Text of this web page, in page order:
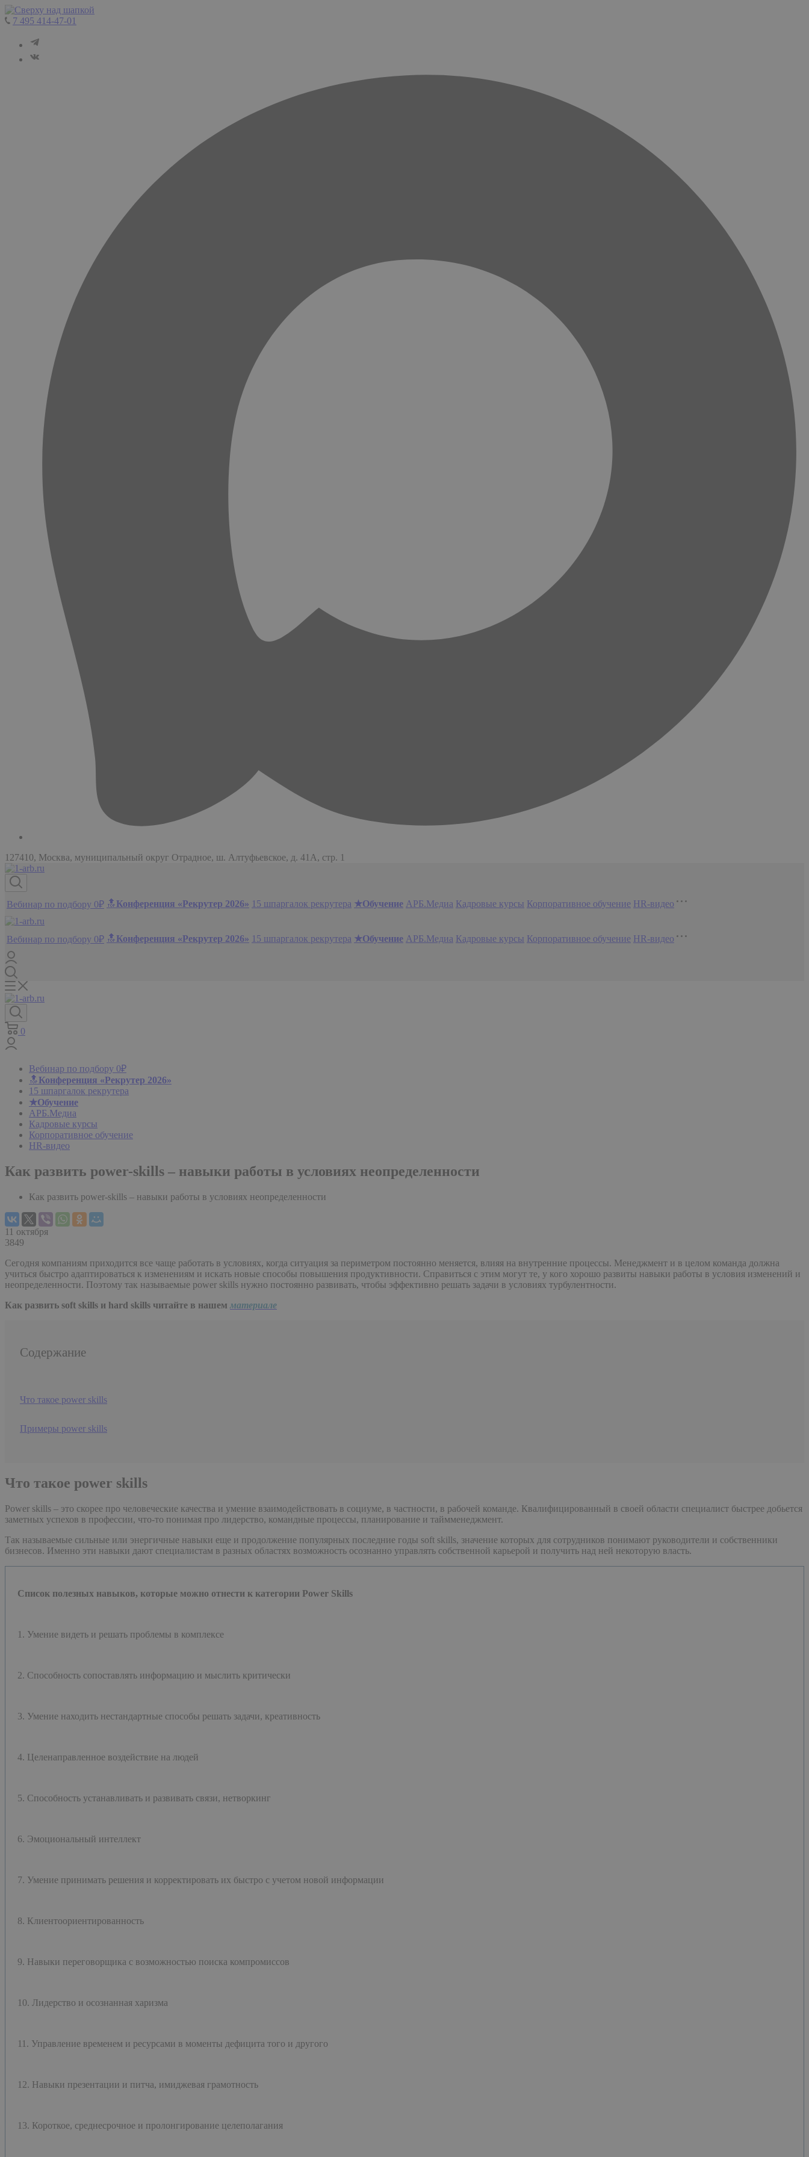
7 495 414-47-01
127410, Москва, муниципальный округ Отрадное, ш. Алтуфьевское, д. 41А, стр. 1
Вебинар по подбору 0₽ 🔝Конференция «Рекрутер 2026» 15 шпаргалок рекрутера ★Обучение АРБ.Медиа Кадровые курсы Корпоративное обучение HR-видео
Вебинар по подбору 0₽ 🔝Конференция «Рекрутер 2026» 15 шпаргалок рекрутера ★Обучение АРБ.Медиа Кадровые курсы Корпоративное обучение HR-видео
0
Вебинар по подбору 0₽
🔝Конференция «Рекрутер 2026»
15 шпаргалок рекрутера
★Обучение
АРБ.Медиа
Кадровые курсы
Корпоративное обучение
HR-видео
Как развить power-skills – навыки работы в условиях неопределенности
Как развить power-skills – навыки работы в условиях неопределенности
11 октября
3849
Сегодня компаниям приходится все чаще работать в условиях, когда ситуация за периметром постоянно меняется, влияя на внутренние процессы. Менеджмент и в целом команда должна
учиться быстро адаптироваться к изменениям и искать новые способы повышения продуктивности. Справиться с этим могут те, у кого хорошо развиты навыки работы в условия изменений и
неопределенности. Поэтому так называемые power skills нужно постоянно развивать, чтобы эффективно решать задачи в условиях турбулентности.
Как развить soft skills и hard skills читайте в нашем материале
Содержание
Что такое power skills
Примеры power skills
Что такое power skills
Power skills – это скорее про человеческие качества и умение взаимодействовать в социуме, в частности, в рабочей команде. Квалифицированный в своей области специалист быстрее добьется
заметных успехов в профессии, что-то понимая про лидерство, командные процессы, планирование и таймменеджмент.
Так называемые сильные или энергичные навыки еще и продолжение популярных последние годы soft skills, значение которых для сотрудников понимают руководители и собственники
бизнесов. Именно эти навыки дают специалистам в разных областях возможность осознанно управлять собственной карьерой и получить над ней некоторую власть.
Список полезных навыков, которые можно отнести к категории Power Skills
1. Умение видеть и решать проблемы в комплексе
2. Способность сопоставлять информацию и мыслить критически
3. Умение находить нестандартные способы решать задачи, креативность
4. Целенаправленное воздействие на людей
5. Способность устанавливать и развивать связи, нетворкинг
6. Эмоциональный интеллект
7. Умение принимать решения и корректировать их быстро с учетом новой информации
8. Клиентоориентированность
9. Навыки переговорщика с возможностью поиска компромиссов
10. Лидерство и осознанная харизма
11. Управление временем и ресурсами в моменты дефицита того и другого
12. Навыки презентации и питча, имиджевая грамотность
13. Короткое, среднесрочное и пролонгирование целеполагания